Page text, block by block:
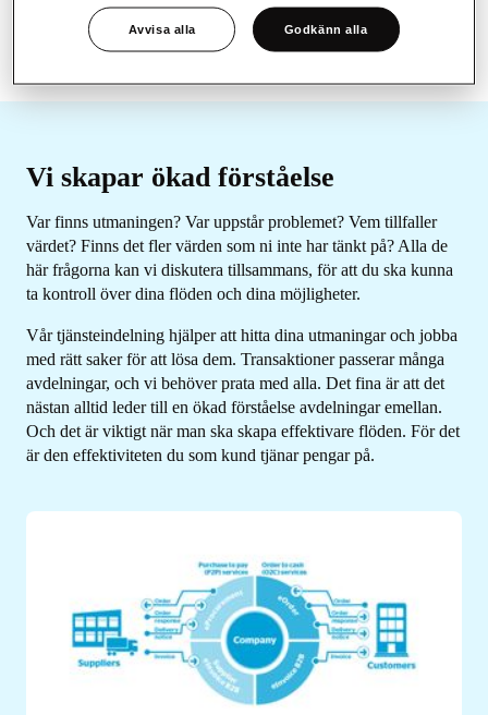
ett värde tillbaka.
Vi skapar ökad förståelse
Var finns utmaningen? Var uppstår problemet? Vem tillfaller
värdet? Finns det fler värden som ni inte har tänkt på? Alla de
här frågorna kan vi diskutera tillsammans, för att du ska kunna
ta kontroll över dina flöden och dina möjligheter.
Vår tjänsteindelning hjälper att hitta dina utmaningar och jobba
med rätt saker för att lösa dem. Transaktioner passerar många
avdelningar, och vi behöver prata med alla. Det fina är att det
nästan alltid leder till en ökad förståelse avdelningar emellan.
Och det är viktigt när man ska skapa effektivare flöden. För det
är den effektiviteten du som kund tjänar pengar på.
Avvisa alla Godkänn alla